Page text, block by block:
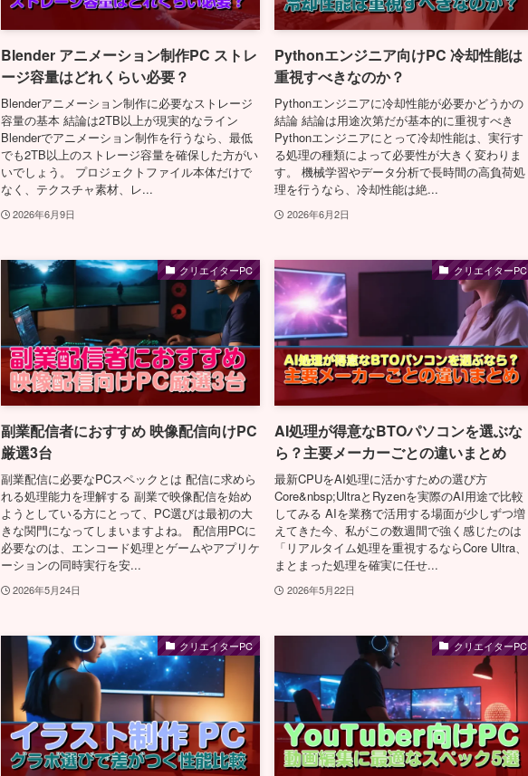
Blender アニメーション制作PC ストレ
ージ容量はどれくらい必要？
Blenderアニメーション制作に必要なストレージ
容量の基本 結論は2TB以上が現実的なライン
Blenderでアニメーション制作を行うなら、最低
でも2TB以上のストレージ容量を確保した方がい
いでしょう。 プロジェクトファイル本体だけで
なく、テクスチャ素材、レ...
2026年6月9日
Pythonエンジニア向けPC 冷却性能は
重視すべきなのか？
Pythonエンジニアに冷却性能が必要かどうかの
結論 結論は用途次第だが基本的に重視すべき
Pythonエンジニアにとって冷却性能は、実行す
る処理の種類によって必要性が大きく変わりま
す。 機械学習やデータ分析で長時間の高負荷処
理を行うなら、冷却性能は絶...
2026年6月2日
クリエイターPC
副業配信者におすすめ 映像配信向けPC
厳選3台
副業配信に必要なPCスペックとは 配信に求めら
れる処理能力を理解する 副業で映像配信を始め
ようとしている方にとって、PC選びは最初の大
きな関門になってしまいますよね。 配信用PCに
必要なのは、エンコード処理とゲームやアプリケ
ーションの同時実行を安...
2026年5月24日
クリエイターPC
AI処理が得意なBTOパソコンを選ぶな
ら？主要メーカーごとの違いまとめ
最新CPUをAI処理に活かすための選び方
Core&nbsp;UltraとRyzenを実際のAI用途で比較
してみる AIを業務で活用する場面が少しずつ増
えてきた今、私がこの数週間で強く感じたのは
「リアルタイム処理を重視するならCore Ultra、
まとまった処理を確実に任せ...
2026年5月22日
クリエイターPC クリエイターPC